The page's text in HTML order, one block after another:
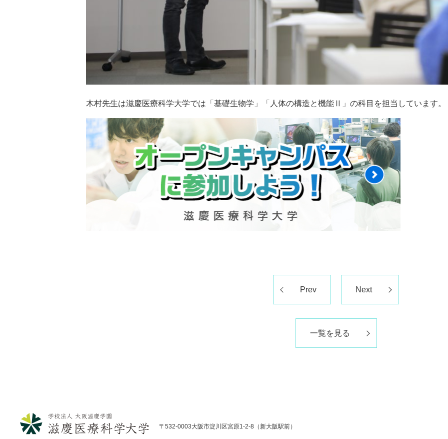
木村先生は滋慶医療科学大学では「基礎生物学」「人体の構造と機能Ⅱ」の科目を担当しています。
Prev Next
一覧を見る
〒532-0003大阪市淀川区宮原1-2-8（新大阪駅前）